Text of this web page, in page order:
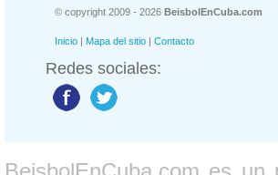
© copyright 2009 - 2026 BeisbolEnCuba.com
Inicio | Mapa del sitio | Contacto
Redes sociales: